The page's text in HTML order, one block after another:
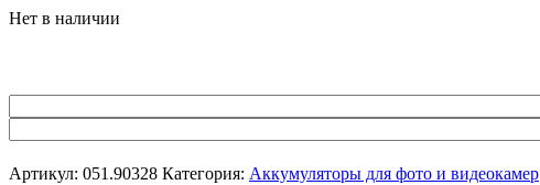
Нет в наличии
Артикул: 051.90328 Категория: Аккумуляторы для фото и видеокамер